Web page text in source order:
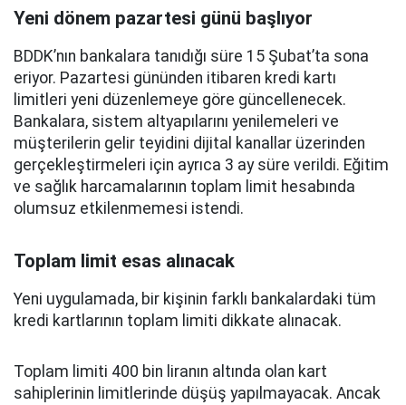
Yeni dönem pazartesi günü başlıyor
BDDK’nın bankalara tanıdığı süre 15 Şubat’ta sona
eriyor. Pazartesi gününden itibaren kredi kartı
limitleri yeni düzenlemeye göre güncellenecek.
Bankalara, sistem altyapılarını yenilemeleri ve
müşterilerin gelir teyidini dijital kanallar üzerinden
gerçekleştirmeleri için ayrıca 3 ay süre verildi. Eğitim
ve sağlık harcamalarının toplam limit hesabında
olumsuz etkilenmemesi istendi.
Toplam limit esas alınacak
Yeni uygulamada, bir kişinin farklı bankalardaki tüm
kredi kartlarının toplam limiti dikkate alınacak.
Toplam limiti 400 bin liranın altında olan kart
sahiplerinin limitlerinde düşüş yapılmayacak. Ancak